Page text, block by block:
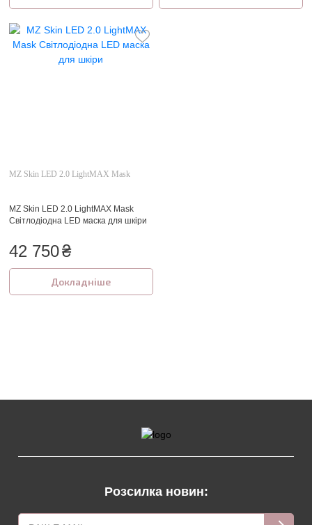
MZ Skin LED 2.0 LightMAX Mask
MZ Skin LED 2.0 LightMAX Mask
Світлодіодна LED маска для шкіри
42 750₴
Докладніше
Розсилка новин: